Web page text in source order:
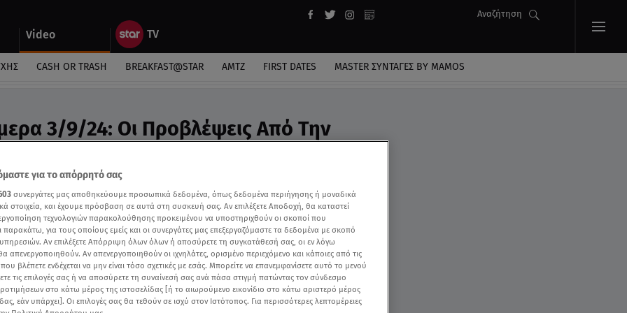
Video
Αναζήτηση
CASH OR TRASH BREAKFAST@STAR ΑΜΤΖ FIRST DATES MASTER ΣΥΝΤΑΓΈΣ BY MAMOS
3/9/24: Οι Προβλέψεις Από Την
Video
της Άσης Μπήλιου
για το απόρρητό σας
συνεργάτες μας αποθηκεύουμε προσωπικά δεδομένα, όπως δεδομένα περιήγησης ή μοναδικά
στοιχεία, και έχουμε πρόσβαση σε αυτά στη συσκευή σας. Αν επιλέξετε Αποδοχή, θα καταστεί
τεχνολογιών παρακολούθησης προκειμένου να υποστηριχθούν οι σκοποί που
παρακάτω, για τους οποίους εμείς και οι συνεργάτες μας επεξεργαζόμαστε τα δεδομένα με σκοπό
Αν επιλέξετε Απόρριψη όλων όλων ή αποσύρετε τη συγκατάθεσή σας, οι εν λόγω
απενεργοποιηθούν. Αν απενεργοποιηθούν οι ιχνηλάτες, ορισμένο περιεχόμενο και κάποιες από τις
βλέπετε ενδέχεται να μην είναι τόσο σχετικές με εσάς. Μπορείτε να επανεμφανίσετε αυτό το μενού
τις επιλογές σας ή να αποσύρετε τη συναίνεσή σας ανά πάσα στιγμή πατώντας τον σύνδεσμο
στο κάτω μέρος της ιστοσελίδας [ή το αιωρούμενο εικονίδιο στο κάτω αριστερό μέρος
εάν υπάρχει]. Οι επιλογές σας θα τεθούν σε ισχύ στον Ιστότοπος. Για περισσότερες λεπτομέρειες